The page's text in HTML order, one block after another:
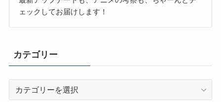
ェックしてお届けします！
カテゴリー